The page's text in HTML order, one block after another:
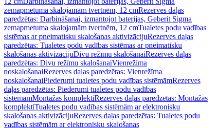
zemapmetuma skalojamām tvertnēm, 12 cmRezerves daļas
paredzētas: Darbināšanai, izmantojot baterijas, Geberit Sigma
zemapmetuma skalojamām tvertnēm, 12 cmTualetes podu vadības
sistēmas ar pneimatisku skalošanas aktivizācijuRezerves daļas
paredzētas: Tualetes podu vadības sistēmas ar pneimatisku
skalošanas aktivizācijuDivu režīmu skalošanaiRezerves daļas
paredzētas: Divu režīmu skalošanaiVienrežīma
noskalošanaiRezerves daļas paredzētas: Vienrežīma
noskalošanaiPiederumi tualetes podu vadības sistēmāmRezerves
daļas paredzētas: Piederumi tualetes podu vadības
sistēmāmMontāžas komplektiRezerves daļas paredzētas: Montāžas
komplektiTualetes podu vadības sistēmām ar elektronisku
skalošanas aktivizācijuRezerves daļas paredzētas: Tualetes podu
vadības sistēmām ar elektronisku skalošanas